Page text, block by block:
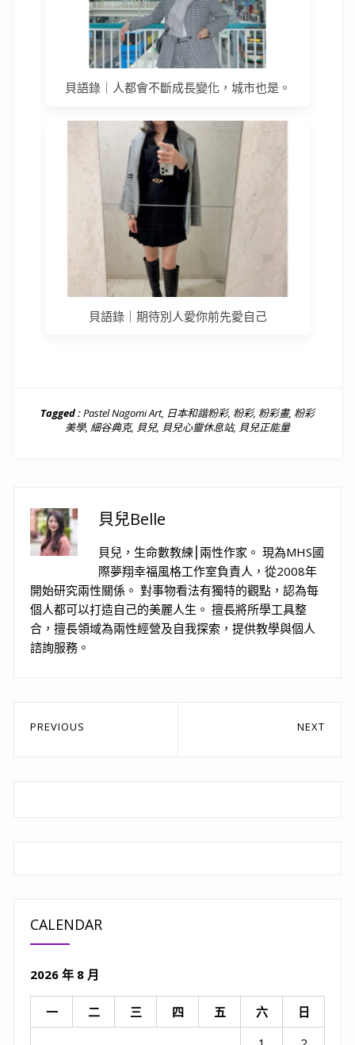
貝語錄｜人都會不斷成長變化，城市也是。
貝語錄｜期待別人愛你前先愛自己
Tagged :Pastel Nagomi Art, 日本和諧粉彩, 粉彩, 粉彩畫, 粉彩
美學, 細谷典克, 貝兒, 貝兒心靈休息站, 貝兒正能量
貝兒Belle
貝兒，生命數教練⎮兩性作家。 現為MHS國
際夢翔幸福風格工作室負責人，從2008年
開始研究兩性關係。 對事物看法有獨特的觀點，認為每
個人都可以打造自己的美麗人生。 擅長將所學工具整
合，擅長領域為兩性經營及自我探索，提供教學與個人
諮詢服務。
文
PREVIOUS NEXT
CALENDAR
2026 年 8 月
一 二 三 四 五 六
日